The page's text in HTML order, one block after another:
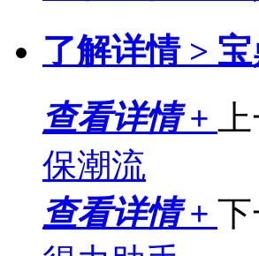
了解详情 >
查看详情 +
保潮流
查看详情 + 下